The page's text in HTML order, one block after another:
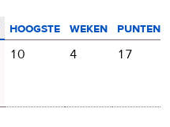
hoogste weken
punten
10 4 17